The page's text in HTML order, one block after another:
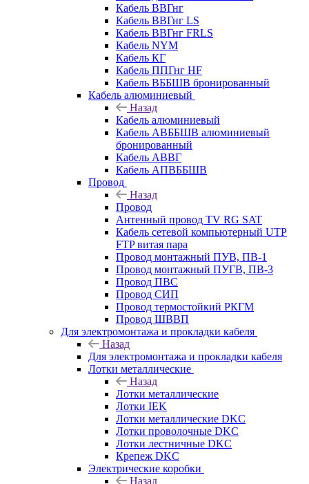
Кабель ВВГнг
Кабель ВВГнг LS
Кабель ВВГнг FRLS
Кабель NYM
Кабель КГ
Кабель ППГнг HF
Кабель ВББШВ бронированный
Кабель алюминиевый
Назад
Кабель алюминиевый
Кабель АВББШВ алюминиевый
бронированный
Кабель АВВГ
Кабель АПВББШВ
Провод
Назад
Провод
Антенный провод TV RG SAT
Кабель сетевой компьютерный UTP
FTP витая пара
Провод монтажный ПУВ, ПВ-1
Провод монтажный ПУГВ, ПВ-3
Провод ПВС
Провод СИП
Провод термостойкий РКГМ
Провод ШВВП
Для электромонтажа и прокладки кабеля
Назад
Для электромонтажа и прокладки кабеля
Лотки металлические
Назад
Лотки металлические
Лотки IEK
Лотки металлические DKC
Лотки проволочные DKC
Лотки лестничные DKC
Крепеж DKC
Электрические коробки
Назад